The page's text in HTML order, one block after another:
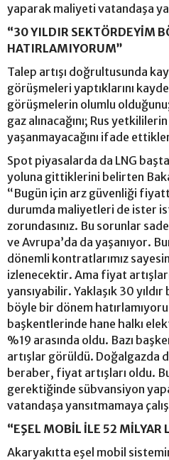
yaparak maliyeti vatandaşa
“30 YILDIR SEKTÖRDEYİM
HATIRLAMIYORUM”
Talep artışı doğrultusunda
görüşmeleri yaptıklarını
görüşmelerin olumlu
gaz alınacağını; Rus yetkililerin
yaşanmayacağını ifade
Spot piyasalarda da LNG
yoluna gittiklerini belirten
“Bugün için arz güvenliği
durumda maliyetleri de ister
zorundasınız. Bu sorunlar
ve Avrupa’da da yaşanıyor.
dönemli kontratlarımız
izlenecektir. Ama fiyat
yansıyabilir. Yaklaşık 30
böyle bir dönem
başkentlerinde hane halkı
%19 arasında oldu. Bazı
artışlar görüldü. Doğalgazda
beraber, fiyat artışları oldu.
gerektiğinde sübvansiyon
vatandaşa yansıtmamaya
“EŞEL MOBİL İLE 52 MİLYAR
Akaryakıtta eşel mobil